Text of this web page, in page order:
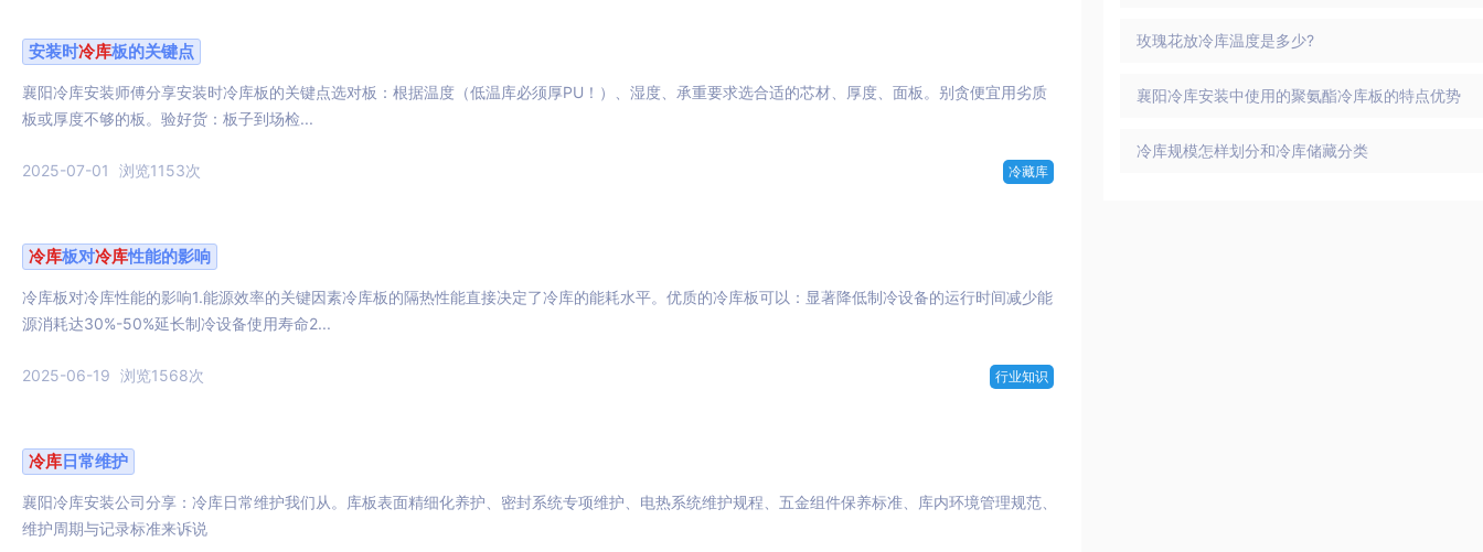
安装时冷库板的关键点
襄阳冷库安装师傅分享安装时冷库板的关键点选对板：根据温度（低温库必须厚PU！）、湿度、承重要求选合适的芯材、厚度、面板。别贪便宜用劣质
板或厚度不够的板。验好货：板子到场检...
2025-07-01 浏览1153次 冷藏库
冷库板对冷库性能的影响
冷库板对冷库性能的影响1.能源效率的关键因素冷库板的隔热性能直接决定了冷库的能耗水平。优质的冷库板可以：显著降低制冷设备的运行时间减少能
源消耗达30%-50%延长制冷设备使用寿命2...
2025-06-19 浏览1568次 行业知识
冷库日常维护
襄阳冷库安装公司分享：冷库日常维护我们从。库板表面精细化养护、密封系统专项维护、电热系统维护规程、五金组件保养标准、库内环境管理规范、
维护周期与记录标准来诉说
玫瑰花放冷库温度是多少?
襄阳冷库安装中使用的聚氨酯冷库板的特点优势
冷库规模怎样划分和冷库储藏分类